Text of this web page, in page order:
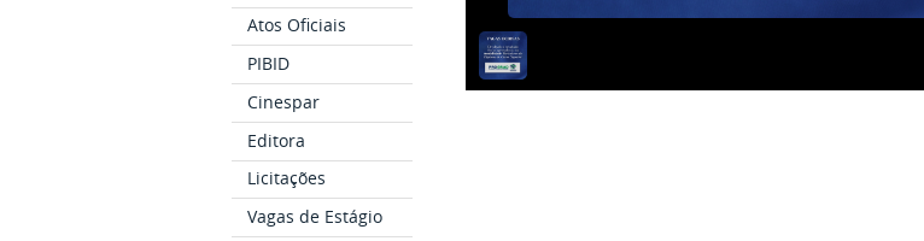
Atos Oficiais
PIBID
Cinespar
Editora
Licitações
Vagas de Estágio